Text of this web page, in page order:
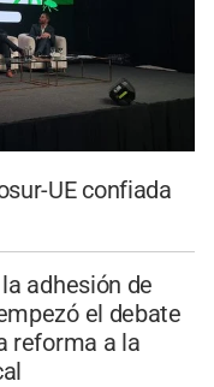
UE confiada
adhesión de
el debate
reforma a la